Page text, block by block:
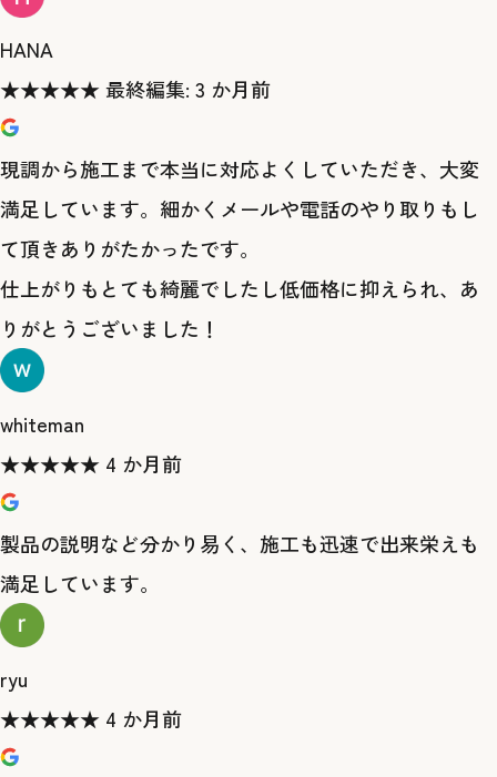
HANA
★★★★★最終編集: 3 か月前
現調から施工まで本当に対応よくしていただき、大変
満足しています。細かくメールや電話のやり取りもし
て頂きありがたかったです。
仕上がりもとても綺麗でしたし低価格に抑えられ、あ
りがとうございました！
whiteman
★★★★★ 4 か月前
製品の説明など分かり易く、施工も迅速で出来栄えも
満足しています。
ryu
★★★★★ 4 か月前